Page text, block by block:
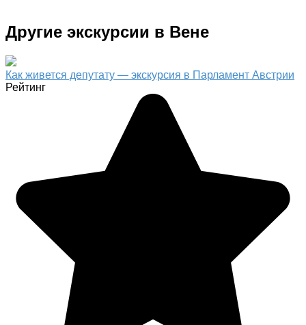
Другие экскурсии в Вене
Как живется депутату — экскурсия в Парламент Австрии
Рейтинг